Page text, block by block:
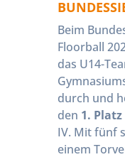
Beim
Floorball
das U14-
durch und
den 1. Platz
IV. Mit fünf
einem